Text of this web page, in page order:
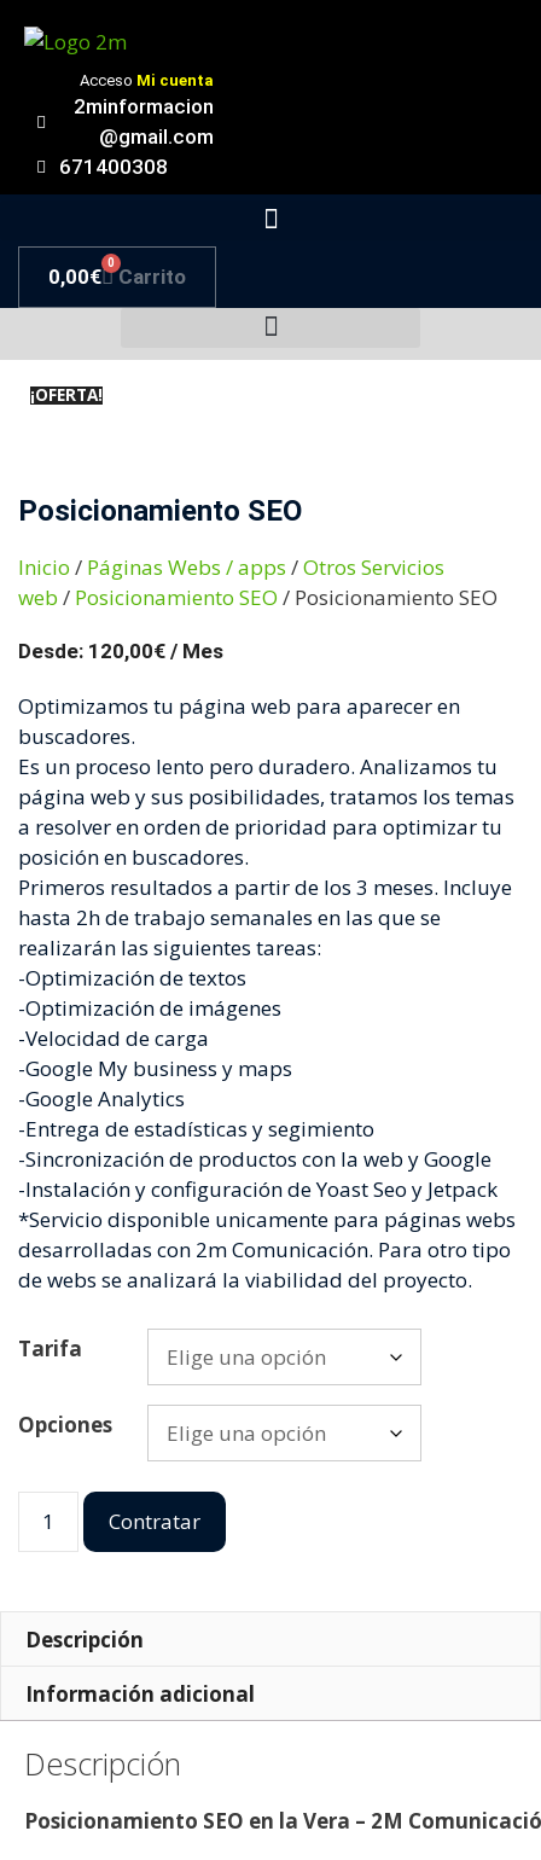
contenidoAcceso Mi cuenta
2minformacion
@gmail.com
671400308
0,00€
0
Carrito
¡OFERTA!
Posicionamiento SEO
Inicio / Páginas Webs / apps /Otros Servicios
web / Posicionamiento SEO / Posicionamiento SEO
Desde: 120,00€ / Mes
Optimizamos tu página web para aparecer en
buscadores.
Es un proceso lento pero duradero. Analizamos tu
página web y sus posibilidades, tratamos los temas
a resolver en orden de prioridad para optimizar tu
posición en buscadores.
Primeros resultados a partir de los 3 meses. Incluye
hasta 2h de trabajo semanales en las que se
realizarán las siguientes tareas:
-Optimización de textos
-Optimización de imágenes
-Velocidad de carga
-Google My business y maps
-Google Analytics
-Entrega de estadísticas y segimiento
-Sincronización de productos con la web y Google
-Instalación y configuración de Yoast Seo y Jetpack
*Servicio disponible unicamente para páginas webs
desarrolladas con 2m Comunicación. Para otro tipo
de webs se analizará la viabilidad del proyecto.
Tarifa
Opciones
Posicionamiento
Contratar
Descripción
Información adicional
Descripción
Posicionamiento SEO en la Vera – 2M